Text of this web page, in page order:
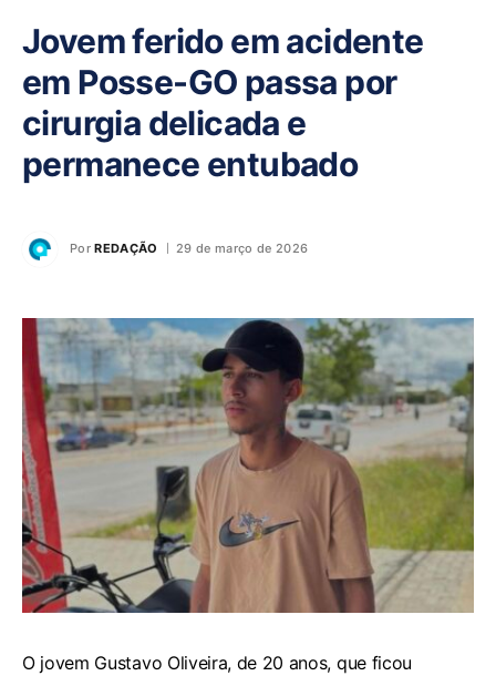
Jovem ferido em acidente
em Posse-GO passa por
cirurgia delicada e
permanece entubado
Por REDAÇÃO 29 de março de 2026
O jovem Gustavo Oliveira, de 20 anos, que ficou